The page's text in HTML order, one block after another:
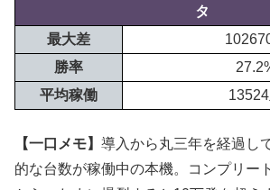
タ
最大差
勝率
平均稼働
【一口メモ】 導入から丸三年を経過し
的な台数が稼働中の本機。コンプリー